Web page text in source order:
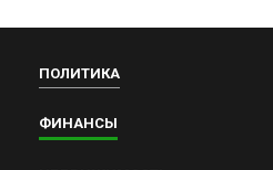
ПОЛИТИКА
ФИНАНСЫ